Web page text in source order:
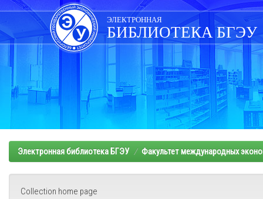
Skip
navigation
ЭЛЕКТРОННАЯ
БИБЛИОТЕКА БГЭУ
Электронная библиотека БГЭУ Факультет международных
Collection home page